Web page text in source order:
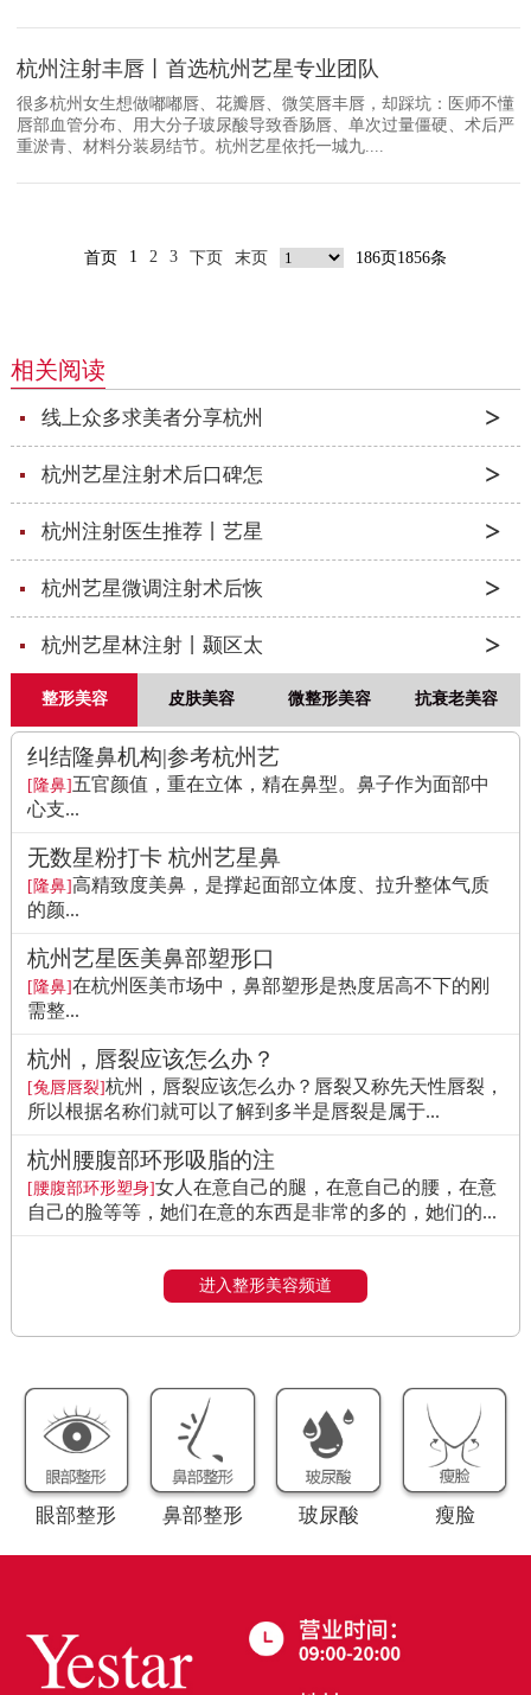
杭州注射丰唇丨首选杭州艺星专业团队
很多杭州女生想做嘟嘟唇、花瓣唇、微笑唇丰唇，却踩坑：医师不懂
唇部血管分布、用大分子玻尿酸导致香肠唇、单次过量僵硬、术后严
重淤青、材料分装易结节。杭州艺星依托一城九....
首页 1 2 3 下页 末页 186页1856条
相关阅读
线上众多求美者分享杭州
杭州艺星注射术后口碑怎
杭州注射医生推荐丨艺星
杭州艺星微调注射术后恢
杭州艺星林注射丨颞区太
整形美容 皮肤美容 微整形美容 抗衰老美容
纠结隆鼻机构|参考杭州艺
[隆鼻]五官颜值，重在立体，精在鼻型。鼻子作为面部中
心支...
无数星粉打卡 杭州艺星鼻
[隆鼻]高精致度美鼻，是撑起面部立体度、拉升整体气质
的颜...
杭州艺星医美鼻部塑形口
[隆鼻]在杭州医美市场中，鼻部塑形是热度居高不下的刚
需整...
杭州，唇裂应该怎么办？
[兔唇唇裂]杭州，唇裂应该怎么办？唇裂又称先天性唇裂，
所以根据名称们就可以了解到多半是唇裂是属于...
杭州腰腹部环形吸脂的注
[腰腹部环形塑身]女人在意自己的腿，在意自己的腰，在意
自己的脸等等，她们在意的东西是非常的多的，她们的...
进入整形美容频道
眼部整形 鼻部整形 玻尿酸 瘦脸